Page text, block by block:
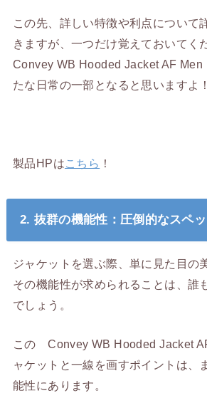
この先、詳しい特徴や利点について
きますが、一つだけ覚えておいて
Convey WB Hooded Jacket AF
たな日常の一部となると思いますよ！
製品HPはこちら ！
2. 抜群の機能性：圧倒的なスペ
ジャケットを選ぶ際、単に見た目の
その機能性が求められることは、誰
でしょう。
この Convey WB Hooded Jacket
ャケットと一線を画すポイントは、
能性にあります。